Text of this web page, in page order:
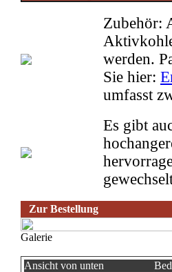
Zubehör:
werden.
Sie hier:
umfasst
Es gibt
Zur Bestellung
Galerie
Ansicht von unten